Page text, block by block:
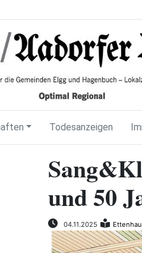
Todesanzeigen
und 50
04.11.2025